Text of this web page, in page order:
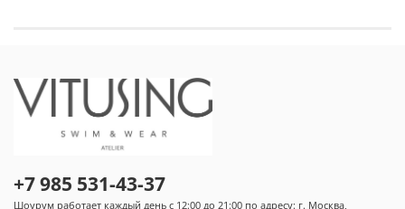
+7 985 531-43-37
Шоурум работает каждый день с 12:00 до 21:00 по адресу: г. Москва,